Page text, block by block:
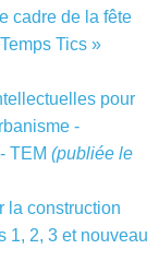
cadre de la fête
Tics »
pour
-
TEM (publiée le
la construction
1, 2, 3 et nouveau